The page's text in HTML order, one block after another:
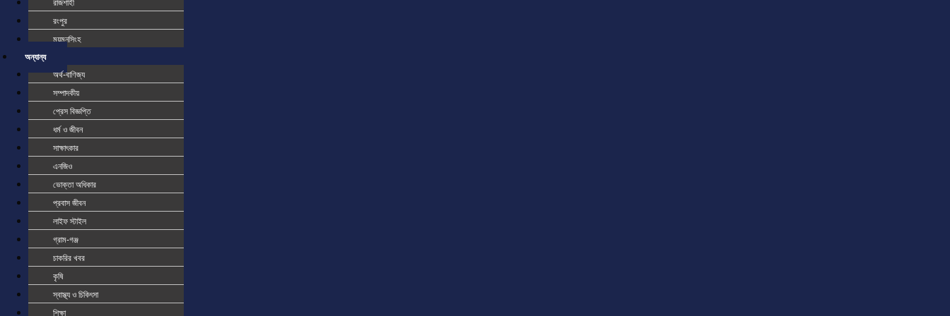
রাজশাহী
রংপুর
ময়মনসিংহ
অন্যান্য
অর্থ-বাণিজ্য
সম্পাদকীয়
প্রেস বিজ্ঞপ্তি
ধর্ম ও জীবন
সাক্ষাৎকার
এনজিও
ভোক্তা অধিকার
প্রবাস জীবন
লাইফ স্টাইল
গ্রাম-গঞ্জ
চাকরির খবর
কৃষি
স্বাস্থ্য ও চিকিৎসা
শিক্ষা